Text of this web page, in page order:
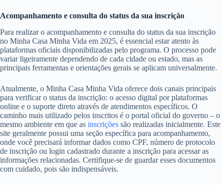
Acompanhamento e consulta do status da sua inscrição
Para realizar o acompanhamento e consulta do status da sua inscrição
no Minha Casa Minha Vida em 2025, é essencial estar atento às
plataformas oficiais disponibilizadas pelo programa. O processo pode
variar ligeiramente dependendo de cada cidade ou estado, mas as
principais ferramentas e orientações gerais se aplicam universalmente.
Atualmente, o Minha Casa Minha Vida oferece dois canais principais
para verificar o status da inscrição: o acesso digital por plataformas
online e o suporte direto através de atendimentos específicos. O
caminho mais utilizado pelos inscritos é o portal oficial do governo – o
mesmo ambiente em que as inscrições são realizadas inicialmente. Este
site geralmente possui uma seção específica para acompanhamento,
onde você precisará informar dados como CPF, número de protocolo
de inscrição ou login cadastrado durante a inscrição para acessar as
informações relacionadas. Certifique-se de guardar esses documentos
com cuidado, pois são indispensáveis.